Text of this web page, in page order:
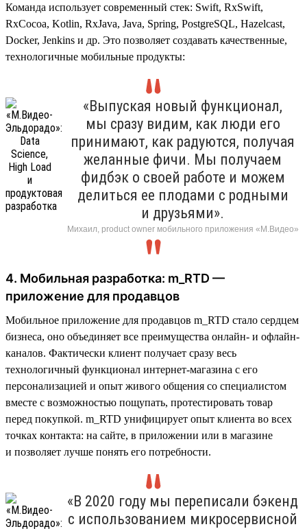
Команда использует современный стек: Swift, RxSwift,
RxCocoa, Kotlin, RxJava, Java, Spring, PostgreSQL, Hazelcast,
Docker, Jenkins и др. Это позволяет создавать качественные,
технологичные мобильные продукты:
«Выпуская новый функционал,
мы сразу видим, как люди его
принимают, как радуются, получая
желанные фичи. Мы получаем
фидбэк о своей работе и можем
делиться ее плодами с родными
и друзьями».
Михаил, product owner мобильного приложения «М.Видео»
4. Мобильная разработка: m_RTD —
приложение для продавцов
Мобильное приложение для продавцов m_RTD стало сердцем
бизнеса, оно объединяет все преимущества онлайн- и офлайн-
каналов. Фактически клиент получает сразу весь
технологичный функционал интернет-магазина с его
персонализацией и опыт живого общения со специалистом
вместе с возможностью пощупать, протестировать товар
перед покупкой. m_RTD унифицирует опыт клиента во всех
точках контакта: на сайте, в приложении или в магазине
и позволяет лучше понять его потребности.
«В 2020 году мы переписали бэкенд
с использованием микросервисной